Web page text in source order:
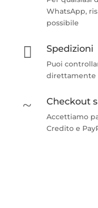
WhatsApp,
possibile
 Spedizioni
Puoi
direttamente
~ Checkout
Accettiamo
Credito e